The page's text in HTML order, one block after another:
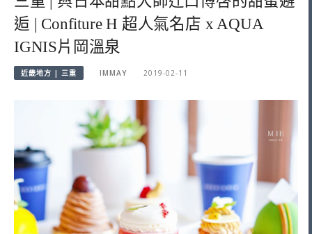
逅 | Confiture H 超人氣名店 x AQUA
IGNIS片岡溫泉
近畿地方 | 三重 IMMAY 2019-02-11